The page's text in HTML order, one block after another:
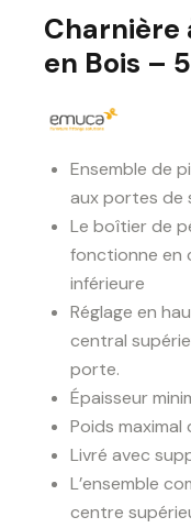
Charnière
en Bois –
Ensemble de
aux portes de
Le boîtier de
fonctionne en
inférieure
Réglage en
central
porte.
Épaisseur
Poids
Livré avec
L’ensemble
centre